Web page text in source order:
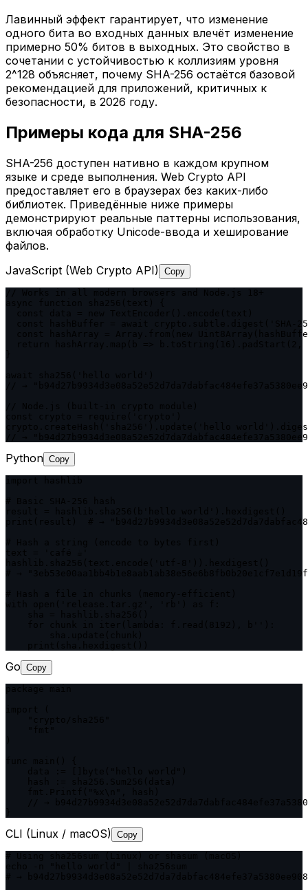
Лавинный эффект гарантирует, что изменение
одного бита во входных данных влечёт изменение
примерно 50% битов в выходных. Это свойство в
сочетании с устойчивостью к коллизиям уровня
2^128 объясняет, почему SHA-256 остаётся базовой
рекомендацией для приложений, критичных к
безопасности, в 2026 году.
Примеры кода для SHA-256
SHA-256 доступен нативно в каждом крупном
языке и среде выполнения. Web Crypto API
предоставляет его в браузерах без каких-либо
библиотек. Приведённые ниже примеры
демонстрируют реальные паттерны использования,
включая обработку Unicode-ввода и хеширование
файлов.
JavaScript (Web Crypto API) Copy
const hashBuffer = await crypto.subtle.digest('SHA-
const hashArray = Array.from(new
// →
crypto.createHash('sha256').update('hello
// →
Python Copy
print(result)  # →
# →
Go Copy
// →
CLI (Linux / macOS) Copy
# →